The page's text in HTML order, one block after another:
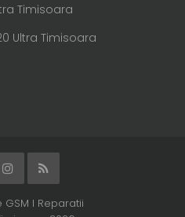
Timisoara
Ultra Timisoara
GSM I Reparatii